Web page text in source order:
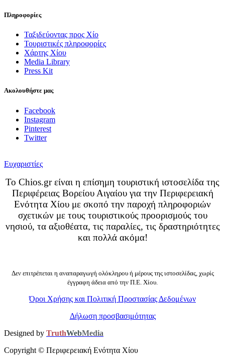
Πληροφορίες
Ταξιδεύοντας προς Χίο
Τουριστικές πληροφορίες
Χάρτης Χίου
Media Library
Press Kit
Ακολουθήστε μας
Facebook
Instagram
Pinterest
Twitter
Ευχαριστίες
Το Chios.gr είναι η επίσημη τουριστική ιστοσελίδα της
Περιφέρειας Βορείου Αιγαίου για την Περιφερειακή
Ενότητα Χίου με σκοπό την παροχή πληροφοριών
σχετικών με τους τουριστικούς προορισμούς του
νησιού, τα αξιοθέατα, τις παραλίες, τις δραστηριότητες
και πολλά ακόμα!
Δεν επιτρέπεται η αναπαραγωγή ολόκληρου ή μέρους της ιστοσελίδας, χωρίς
έγγραφη άδεια από την Π.Ε. Χίου.
Όροι Χρήσης και Πολιτική Προστασίας Δεδομένων
Δήλωση προσβασιμότητας
Designed by TruthWebMedia
Copyright © Περιφερειακή Ενότητα Χίου